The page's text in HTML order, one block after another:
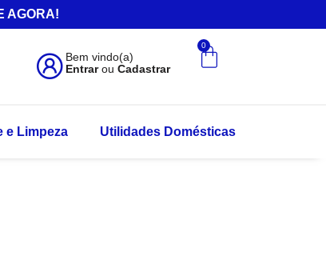
AGORA!
Bem vindo(a)
EntrarouCadastrar
0
e Limpeza Utilidades Domésticas